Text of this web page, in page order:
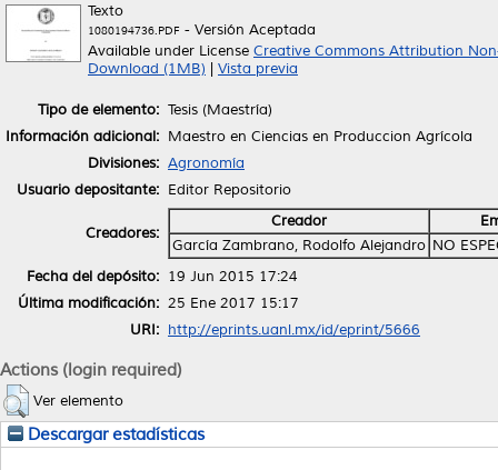
Texto
1080194736.PDF - Versión Aceptada
Available under License Creative Commons Attribution
Download (1MB)
Vista previa
Tipo de elemento: Tesis (Maestría)
Información adicional: Maestro en Ciencias en Produccion Agrícola
Divisiones: Agronomía
Usuario depositante: Editor Repositorio
Creadores:
Creador
García Zambrano, Rodolfo Alejandro NO
Fecha del depósito: 19 Jun 2015 17:24
Última modificación: 25 Ene 2017 15:17
URI: http://eprints.uanl.mx/id/eprint/5666
Actions (login required)
Ver elemento
Descargar estadísticas